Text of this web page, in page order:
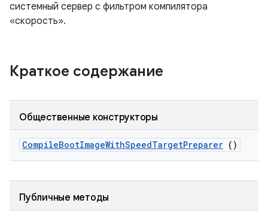
системный сервер с фильтром компилятора
«скорость».
Краткое содержание
Общественные конструкторы
CompileBootImageWithSpeedTargetPreparer ()
Публичные методы